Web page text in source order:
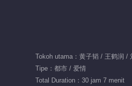
Tokoh utama：黄子韬 / 王鹤润
Tipe：都市 / 爱情
Total Duration：30 jam 7 menit